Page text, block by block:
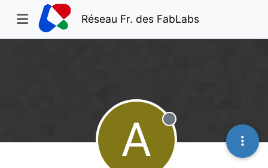
Réseau Fr. des FabLabs
A Hors-ligne